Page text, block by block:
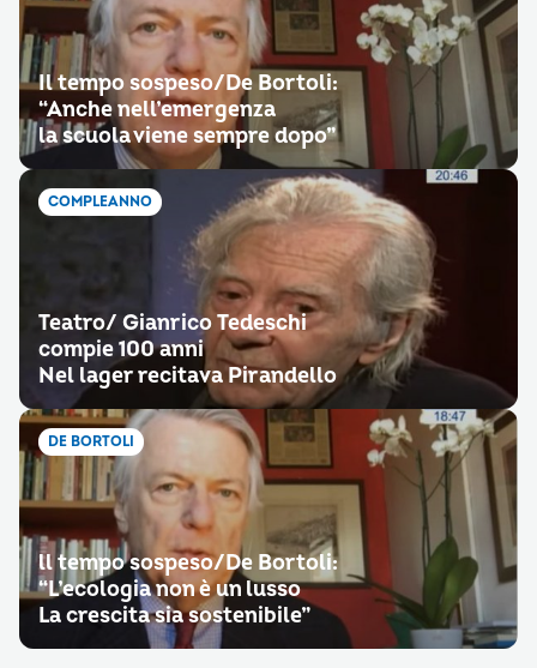
Il tempo sospeso/De Bortoli:
“Anche nell’emergenza
la scuola viene sempre dopo”
COMPLEANNO
Teatro/ Gianrico Tedeschi
compie 100 anni
Nel lager recitava Pirandello
DE BORTOLI
ll tempo sospeso/De Bortoli:
“L’ecologia non è un lusso
La crescita sia sostenibile”